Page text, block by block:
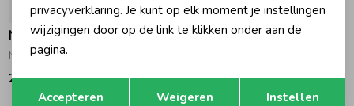
Noppies
Naga cardigan P55 Navy
29,95
Noppies
27,95
Terug Opslaan
privacyverklaring. Je kunt op elk moment je instellingen
wijzigingen door op de link te klikken onder aan de
pagina.
Accepteren Weigeren Instellen